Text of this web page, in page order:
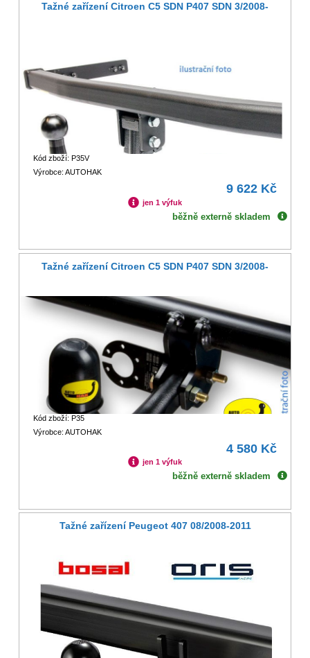
Tažné zařízení Citroen C5 SDN P407 SDN 3/2008-
Kód zboží: P35V
Výrobce: AUTOHAK
9 622 Kč
jen 1 výfuk
běžně externě skladem
Tažné zařízení Citroen C5 SDN P407 SDN 3/2008-
Kód zboží: P35
Výrobce: AUTOHAK
4 580 Kč
jen 1 výfuk
běžně externě skladem
Tažné zařízení Peugeot 407 08/2008-2011